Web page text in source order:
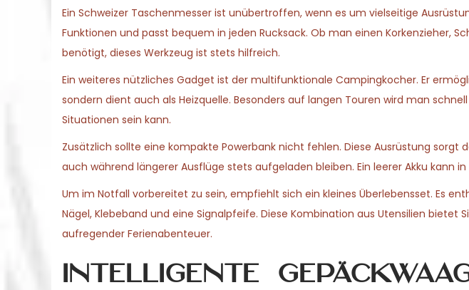
Ein Schweizer Taschenmesser ist unübertroffen, wenn es um vielseitige
Funktionen und passt bequem in jeden Rucksack. Ob man einen Korkenzieher,
benötigt, dieses Werkzeug ist stets hilfreich.
Ein weiteres nützliches Gadget ist der multifunktionale Campingkocher. Er
sondern dient auch als Heizquelle. Besonders auf langen Touren wird man
Situationen sein kann.
Zusätzlich sollte eine kompakte Powerbank nicht fehlen. Diese Ausrüstung sorgt
auch während längerer Ausflüge stets aufgeladen bleiben. Ein leerer Akku kann
Um im Notfall vorbereitet zu sein, empfiehlt sich ein kleines Überlebensset. Es
Nägel, Klebeband und eine Signalpfeife. Diese Kombination aus Utensilien bietet
aufregender Ferienabenteuer.
Intelligente